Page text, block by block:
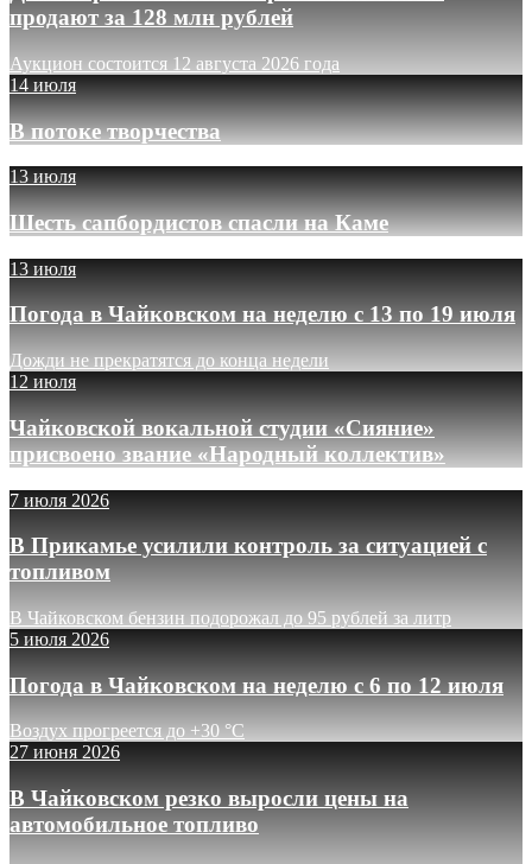
продают за 128 млн рублей
Аукцион состоится 12 августа 2026 года
14 июля
В потоке творчества
13 июля
Шесть сапбордистов спасли на Каме
13 июля
Погода в Чайковском на неделю с 13 по 19 июля
Дожди не прекратятся до конца недели
12 июля
Чайковской вокальной студии «Сияние»
присвоено звание «Народный коллектив»
7 июля 2026
В Прикамье усилили контроль за ситуацией с
топливом
В Чайковском бензин подорожал до 95 рублей за литр
5 июля 2026
Погода в Чайковском на неделю с 6 по 12 июля
Воздух прогреется до +30 °C
27 июня 2026
В Чайковском резко выросли цены на
автомобильное топливо